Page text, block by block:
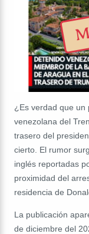
¿Es verdad que un
venezolana del
trasero del
cierto. El rumor
inglés reportadas
proximidad del
residencia de
La publicación
de diciembre del